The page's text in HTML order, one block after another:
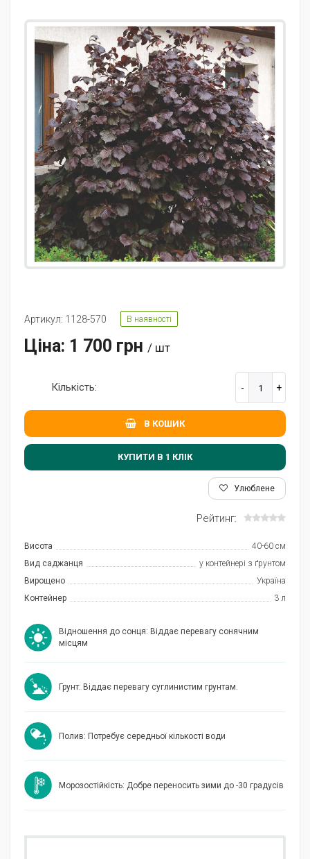
Артикул: 1128-570 В наявності
Ціна: 1 700 грн / шт
Кількість:
В КОШИК
КУПИТИ В 1 КЛIК
Улюблене
Рейтинг:
Висота
40-60 см
Вид саджанця
у контейнері з ґрунтом
Вирощено
Україна
Контейнер
3 л
Відношення до сонця: Віддає перевагу сонячним
місцям
Грунт: Віддає перевагу суглинистим грунтам.
Полив: Потребує середньої кількості води
Морозостійкість: Добре переносить зими до -30 градусів